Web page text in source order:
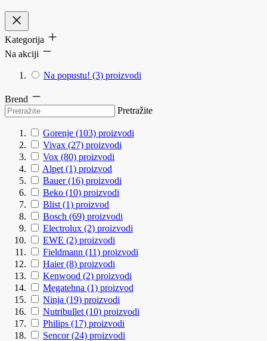
Kategorija
Na akciji
Na popustu! (3) proizvodi
Brend
Pretražite
Gorenje (103) proizvodi
Vivax (27) proizvodi
Vox (80) proizvodi
Alpet (1) proizvod
Bauer (16) proizvodi
Beko (10) proizvodi
Blist (1) proizvod
Bosch (69) proizvodi
Electrolux (2) proizvodi
EWE (2) proizvodi
Fieldmann (11) proizvodi
Haier (8) proizvodi
Kenwood (2) proizvodi
Megatehna (1) proizvod
Ninja (19) proizvodi
Nutribullet (10) proizvodi
Philips (17) proizvodi
Sencor (24) proizvodi